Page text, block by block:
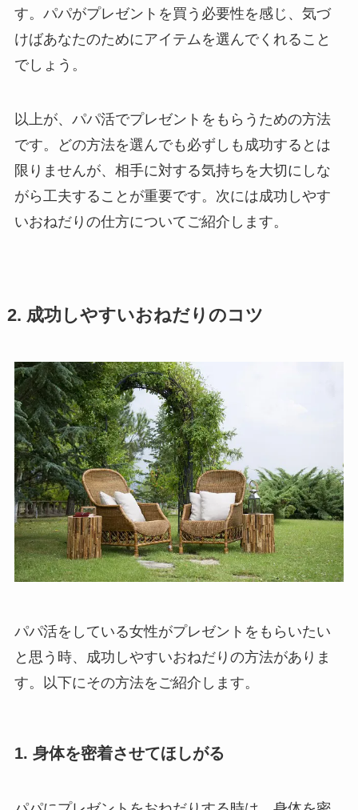
す。パパがプレゼントを買う必要性を感じ、気づ
けばあなたのためにアイテムを選んでくれること
でしょう。
以上が、パパ活でプレゼントをもらうための方法
です。どの方法を選んでも必ずしも成功するとは
限りませんが、相手に対する気持ちを大切にしな
がら工夫することが重要です。次には成功しやす
いおねだりの仕方についてご紹介します。
2. 成功しやすいおねだりのコツ
パパ活をしている女性がプレゼントをもらいたい
と思う時、成功しやすいおねだりの方法がありま
す。以下にその方法をご紹介します。
1. 身体を密着させてほしがる